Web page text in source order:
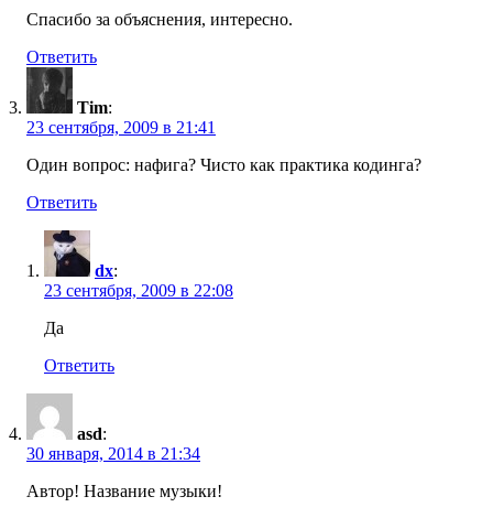
Спасибо за объяснения, интересно.
Ответить
Tim:
23 сентября, 2009 в 21:41
Один вопрос: нафига? Чисто как практика кодинга?
Ответить
dx:
23 сентября, 2009 в 22:08
Да
Ответить
asd:
30 января, 2014 в 21:34
Автор! Название музыки!